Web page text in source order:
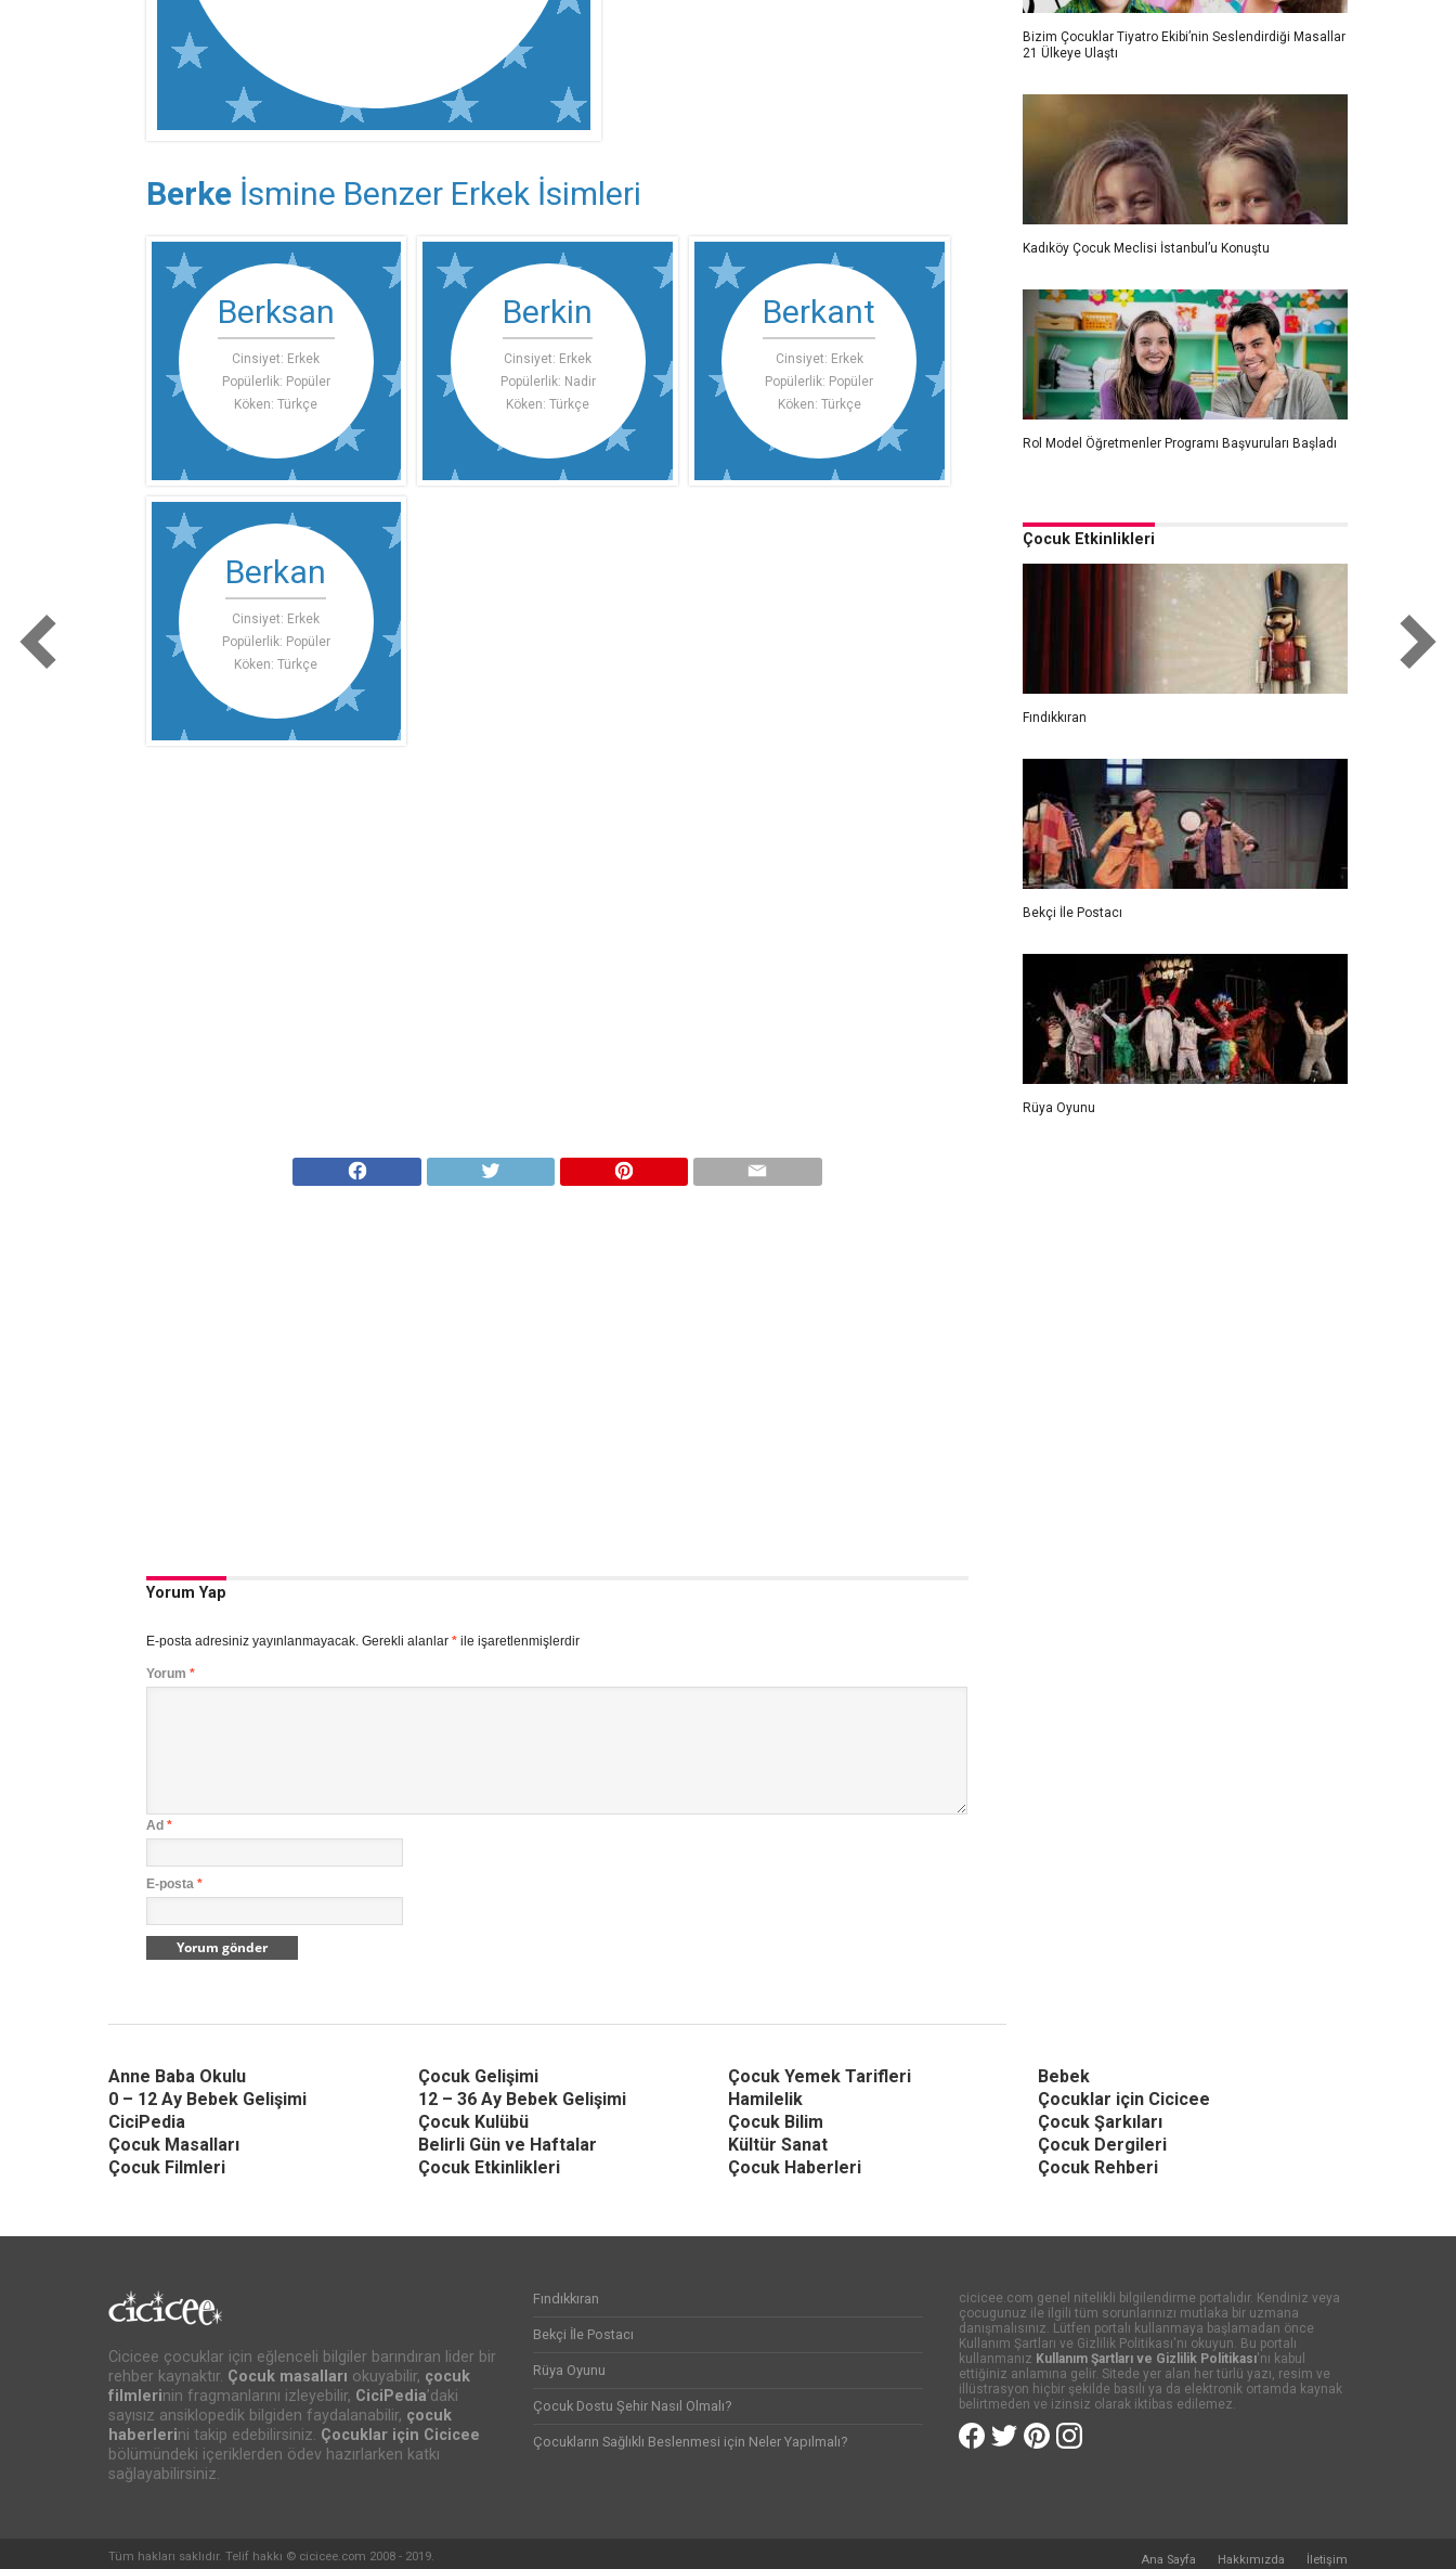
Berke İsmine Benzer Erkek İsimleri
Berksan
Cinsiyet: Erkek
Popülerlik: Popüler
Köken: Türkçe
Berkin
Cinsiyet: Erkek
Popülerlik: Nadir
Köken: Türkçe
Berkant
Cinsiyet: Erkek
Popülerlik: Popüler
Köken: Türkçe
Berkan
Cinsiyet: Erkek
Popülerlik: Popüler
Köken: Türkçe
Yorum Yap
E-posta adresiniz yayınlanmayacak. Gerekli alanlar *ile işaretlenmişlerdir
Yorum *
Ad *
E-posta *
Bizim Çocuklar Tiyatro Ekibi’nin Seslendirdiği Masallar
21 Ülkeye Ulaştı
Kadıköy Çocuk Meclisi İstanbul’u Konuştu
Rol Model Öğretmenler Programı Başvuruları Başladı
Çocuk Etkinlikleri
Fındıkkıran
Bekçi İle Postacı
Rüya Oyunu
Anne Baba Okulu Çocuk Gelişimi Çocuk Yemek Tarifleri
Bebek
0 – 12 Ay Bebek Gelişimi
12 – 36 Ay Bebek Gelişimi Hamilelik
Çocuklar için Cicicee
CiciPedia
Çocuk Kulübü Çocuk Bilim
Çocuk Şarkıları
Çocuk Masalları
Belirli Gün ve Haftalar Kültür Sanat
Çocuk Dergileri
Çocuk Filmleri
Çocuk Etkinlikleri Çocuk Haberleri Çocuk Rehberi
Cicicee çocuklar için eğlenceli bilgiler barındıran lider bir
rehber kaynaktır. Çocuk masalları okuyabilir, çocuk
filmlerinin fragmanlarını izleyebilir, CiciPedia’daki
sayısız ansiklopedik bilgiden faydalanabilir, çocuk
haberlerini takip edebilirsiniz. Çocuklar için Cicicee
bölümündeki içeriklerden ödev hazırlarken katkı
sağlayabilirsiniz.
Fındıkkıran
Bekçi İle Postacı
Rüya Oyunu
Çocuk Dostu Şehir Nasıl Olmalı?
Çocukların Sağlıklı Beslenmesi için Neler Yapılmalı?
cicicee.com genel nitelikli bilgilendirme portalıdır. Kendiniz veya
çocugunuz ile ilgili tüm sorunlarınızı mutlaka bir uzmana
danışmalısınız. Lütfen portalı kullanmaya başlamadan önce
Kullanım Şartları ve Gizlilik Politikası'nı okuyun. Bu portalı
kullanmanız Kullanım Şartları ve Gizlilik Politikası'nı kabul
ettiğiniz anlamına gelir. Sitede yer alan her türlü yazı, resim ve
illüstrasyon hiçbir şekilde basılı ya da elektronik ortamda kaynak
belirtmeden ve izinsiz olarak iktibas edilemez.
Ana Sayfa Hakkımızda İletişim
Tüm hakları saklıdır. Telif hakkı © cicicee.com 2008 - 2019.